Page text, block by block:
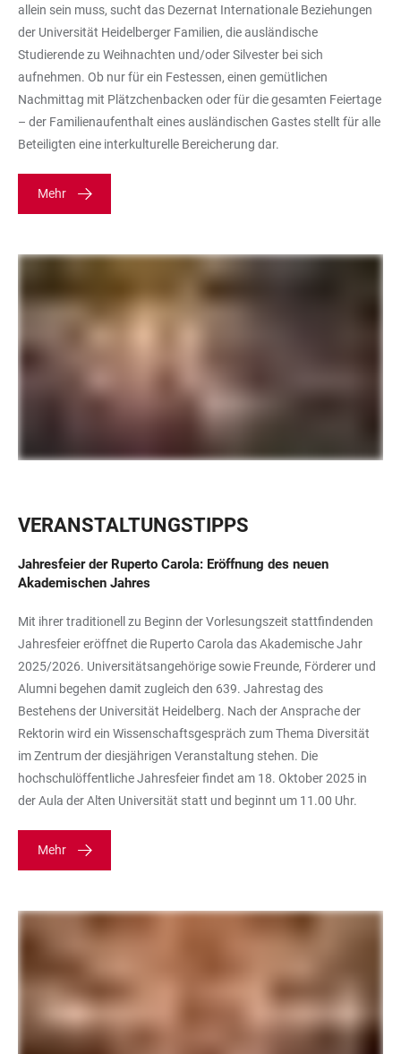
allein sein muss, sucht das Dezernat Internationale Beziehungen
der Universität Heidelberger Familien, die ausländische
Studierende zu Weihnachten und/oder Silvester bei sich
aufnehmen. Ob nur für ein Festessen, einen gemütlichen
Nachmittag mit Plätzchenbacken oder für die gesamten Feiertage
– der Familienaufenthalt eines ausländischen Gastes stellt für alle
Beteiligten eine interkulturelle Bereicherung dar.
Mehr
VERANSTALTUNGSTIPPS
Jahresfeier der Ruperto Carola: Eröffnung des neuen
Akademischen Jahres
Mit ihrer traditionell zu Beginn der Vorlesungszeit stattfindenden
Jahresfeier eröffnet die Ruperto Carola das Akademische Jahr
2025/2026. Universitätsangehörige sowie Freunde, Förderer und
Alumni begehen damit zugleich den 639. Jahrestag des
Bestehens der Universität Heidelberg. Nach der Ansprache der
Rektorin wird ein Wissenschaftsgespräch zum Thema Diversität
im Zentrum der diesjährigen Veranstaltung stehen. Die
hochschulöffentliche Jahresfeier findet am 18. Oktober 2025 in
der Aula der Alten Universität statt und beginnt um 11.00 Uhr.
Mehr